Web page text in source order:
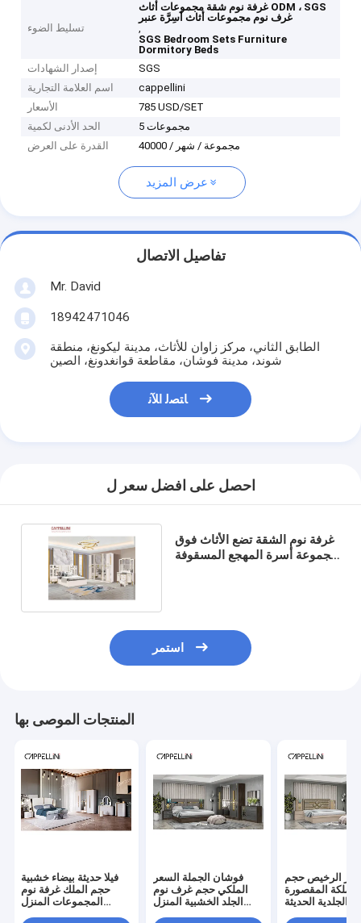
تسليط الضوء
غرفة نوم شقة مجموعات أثاث ODM ، SGS
غرف نوم مجموعات أثاث أسِرَّة عنبر
,
SGS Bedroom Sets Furniture
Dormitory Beds
إصدار الشهادات
SGS
اسم العلامة التجارية
cappellini
الأسعار
785 USD/SET
الحد الأدنى لكمية
5 مجموعات
القدرة على العرض
40000 / مجموعة / شهر
عرض المزيد
تفاصيل الاتصال
Mr. David
18942471046
الطابق الثاني، مركز زاوان للأثاث، مدينة ليكونغ، منطقة
شوند، مدينة فوشان، مقاطعة قوانغدونغ، الصين
ﺎﺘﺼﻟ ﺍﻶﻧ
احصل على افضل سعر ل
غرفة نوم الشقة تضع الأثاث فوق
مجموعة أسرة المهجع المسقوفة
استمر
المنتجات الموصى بها
فيلا حديثة بيضاء خشبية
حجم الملك غرفة نوم
المجموعات المنزل
فوشان الجملة السعر
الملكي حجم غرف نوم
الجلد الخشبية المنزل
الرخيص حجم
الملكة المقصورة
الجلدية الحديثة